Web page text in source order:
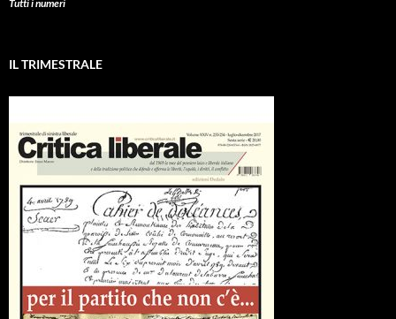
Tutti i numeri
IL TRIMESTRALE